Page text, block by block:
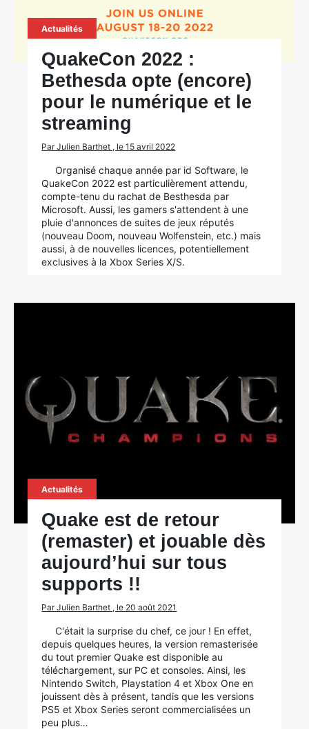
Actualités
QuakeCon 2022 :
Bethesda opte (encore)
pour le numérique et le
streaming
Par Julien Barthet , le 15 avril 2022
Organisé chaque année par id Software, le
QuakeCon 2022 est particulièrement attendu,
compte-tenu du rachat de Besthesda par
Microsoft. Aussi, les gamers s'attendent à une
pluie d'annonces de suites de jeux réputés
(nouveau Doom, nouveau Wolfenstein, etc.) mais
aussi, à de nouvelles licences, potentiellement
exclusives à la Xbox Series X/S.
Actualités
Quake est de retour
(remaster) et jouable dès
aujourd’hui sur tous
supports !!
Par Julien Barthet , le 20 août 2021
C'était la surprise du chef, ce jour ! En effet,
depuis quelques heures, la version remasterisée
du tout premier Quake est disponible au
téléchargement, sur PC et consoles. Ainsi, les
Nintendo Switch, Playstation 4 et Xbox One en
jouissent dès à présent, tandis que les versions
PS5 et Xbox Series seront commercialisées un
peu plus…